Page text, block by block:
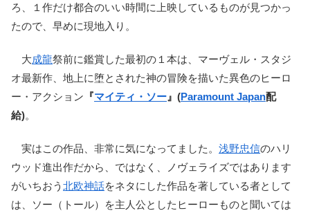
ろ、１作だけ都合のいい時間に上映しているものが見つかっ
たので、早めに現地入り。
大成龍祭前に鑑賞した最初の１本は、マーヴェル・スタジ
オ最新作、地上に堕とされた神の冒険を描いた異色のヒーロ
ー・アクション 『マイティ・ソー 』(Paramount Japan配
給)。
実はこの作品、非常に気になってました。 浅野忠信のハリ
ウッド進出作だから、ではなく、ノヴェライズではあります
がいちおう 北欧神話をネタにした作品を著している者として
は、ソー（トール）を主人公としたヒーローものと聞いては